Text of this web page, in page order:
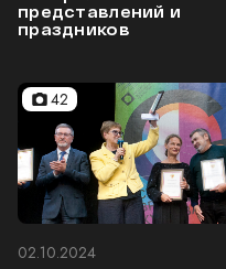
представлений и
праздников
42
02.10.2024